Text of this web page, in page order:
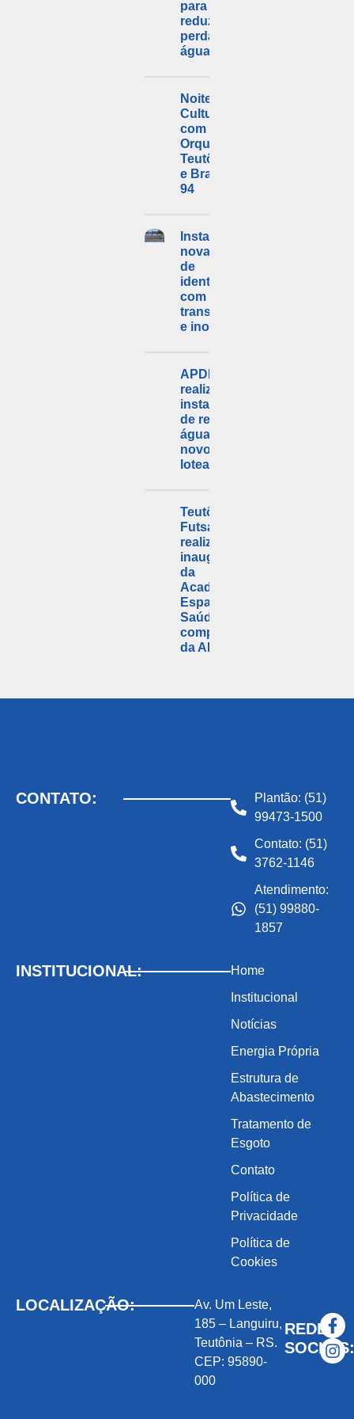
para
reduzir as
perdas de
água
Noite
Cultural
com a
Orquestra
Teutônia
e Brass
94
Instalação de
novas placas
de
identificação
com foco em
transparência
e inovação
APDL
realizou a
instalação
de rede de
água em
novo
loteamento
Teutônia
Futsal
realiza
inauguração
da
Academia
Espaço
Saúde no
complexo
da APDL
INSTITUCIONAL:
Home
Institucional
Notícias
Energia Própria
Estrutura de
Abastecimento
Tratamento de
Esgoto
Contato
Política de
Privacidade
Política de
Cookies
CONTATO:
Plantão: (51)
99473-1500
Contato: (51)
3762-1146
Atendimento:
(51) 99880-
1857
LOCALIZAÇÃO:
Av. Um Leste,
185 – Languiru,
Teutônia – RS.
CEP: 95890-
000
REDES
SOCIAIS: